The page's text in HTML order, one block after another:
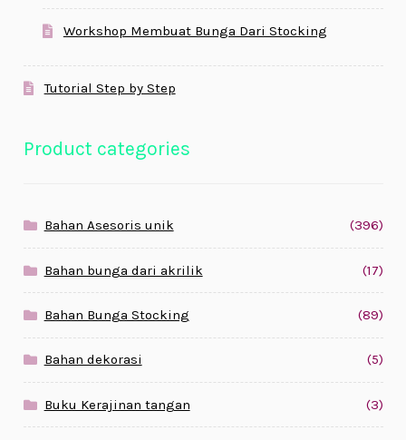
Workshop Membuat Bunga Dari Stocking
Tutorial Step by Step
Product categories
Bahan Asesoris unik (396)
Bahan bunga dari akrilik (17)
Bahan Bunga Stocking (89)
Bahan dekorasi (5)
Buku Kerajinan tangan (3)